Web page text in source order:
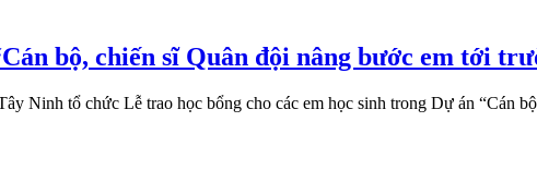
bộ, chiến sĩ Quân đội nâng bước em tới
tổ chức Lễ trao học bổng cho các em học sinh trong Dự án “Cán